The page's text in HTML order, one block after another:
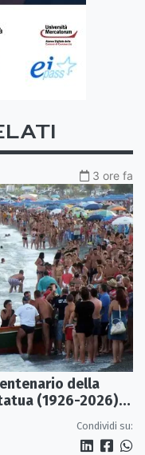
3 ore fa
della
(1926-2026)
Condividi su: